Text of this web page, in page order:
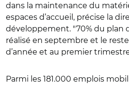
dans la maintenance du
espaces d’accueil, précise la
développement. "70% du plan
réalisé en septembre et le
d’année et au premier
Parmi les 181.000 emplois